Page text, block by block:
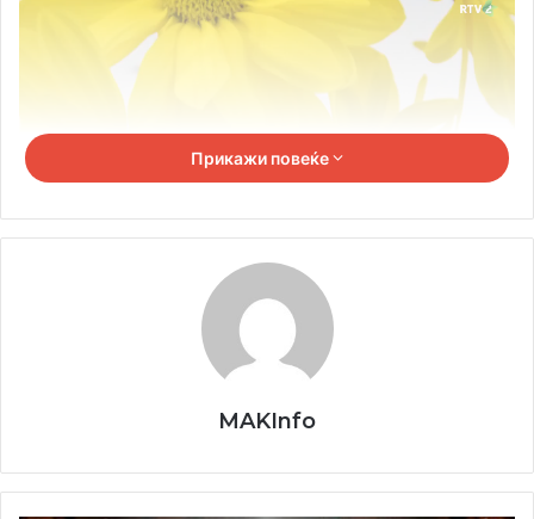
Eмисијата се емитува премиерно секоја недела со
почеток во 18:00 часот на Втората програма на РТВ
Војводина. Уредник на емисијата е Златко Јанкуловски.
Прикажи повеќе
MAKInfo